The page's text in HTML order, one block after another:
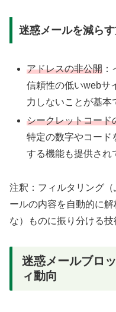
迷惑メールを減ら
アドレスの非公開
信頼性の低いwebサ
力しないことが基本
シークレットコード
特定の数字やコード
する機能も提供され
注釈：フィルタリング
ールの内容を自動的に
な）ものに振り分ける技
迷惑メールブロ
ィ動向